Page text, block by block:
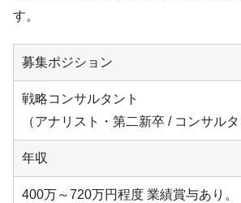
す。
募集ポジション
戦略コンサルタント
（アナリスト・第二新卒 / コンサルタ
年収
400万～720万円程度 業績賞与あり。